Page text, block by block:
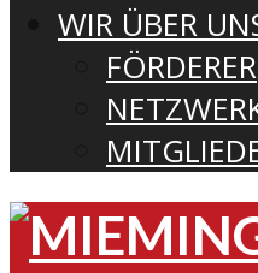
WIR ÜBER
FÖRDERER